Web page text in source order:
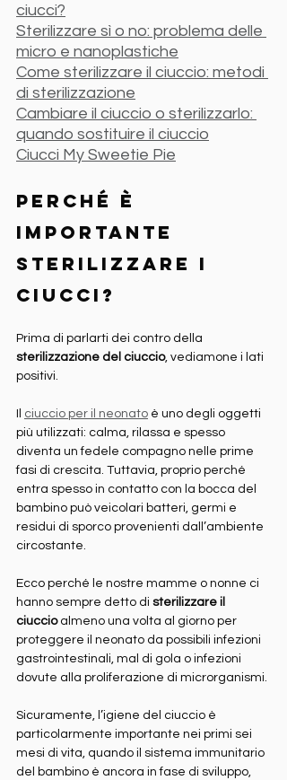
ciucci?
Sterilizzare sì o no: problema delle
micro e nanoplastiche
Come sterilizzare il ciuccio: metodi
di sterilizzazione
Cambiare il ciuccio o sterilizzarlo:
quando sostituire il ciuccio
Ciucci My Sweetie Pie
Perché è
importante
sterilizzare i
ciucci?
Prima di parlarti dei contro della
sterilizzazione del ciuccio, vediamone i lati
positivi.
ciuccio per il neonato è uno degli oggetti
più utilizzati: calma, rilassa e spesso
diventa un fedele compagno nelle prime
fasi di crescita. Tuttavia, proprio perché
entra spesso in contatto con la bocca del
bambino può veicolari batteri, germi e
residui di sporco provenienti dall’ambiente
circostante.
Ecco perché le nostre mamme o nonne ci
hanno sempre detto di sterilizzare il
ciuccio almeno una volta al giorno per
proteggere il neonato da possibili infezioni
gastrointestinali, mal di gola o infezioni
dovute alla proliferazione di microrganismi.
Sicuramente, l’igiene del ciuccio è
particolarmente importante nei primi sei
mesi di vita, quando il sistema immunitario
del bambino è ancora in fase di sviluppo,